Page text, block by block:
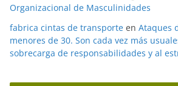
Organizacional de Masculinidades
fabrica cintas de transporte en Ataques
menores de 30. Son cada vez más
sobrecarga de responsabilidades y al